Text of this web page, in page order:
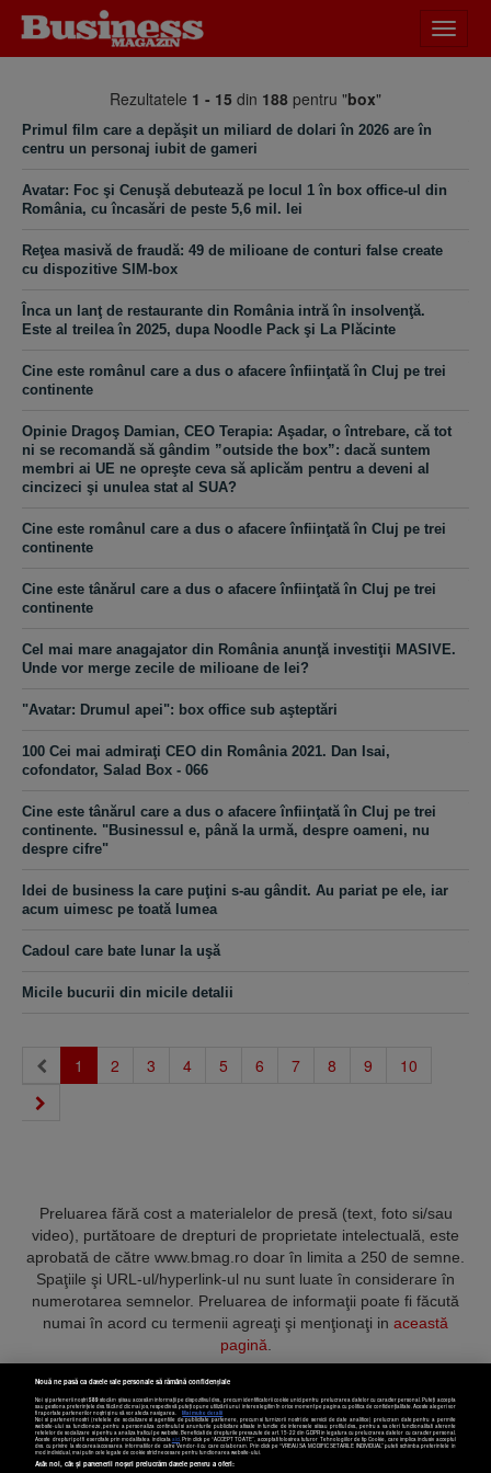
meniu
Rezultatele 1 - 15 din 188 pentru "box"
Primul film care a depăşit un miliard de dolari în 2026 are în
centru un personaj iubit de gameri
Avatar: Foc şi Cenuşă debutează pe locul 1 în box office-ul din
România, cu încasări de peste 5,6 mil. lei
Reţea masivă de fraudă: 49 de milioane de conturi false create
cu dispozitive SIM-box
Înca un lanţ de restaurante din România intră în insolvenţă.
Este al treilea în 2025, dupa Noodle Pack şi La Plăcinte
Cine este românul care a dus o afacere înfiinţată în Cluj pe trei
continente
Opinie Dragoş Damian, CEO Terapia: Aşadar, o întrebare, că tot
ni se recomandă să gândim ”outside the box”: dacă suntem
membri ai UE ne opreşte ceva să aplicăm pentru a deveni al
cincizeci şi unulea stat al SUA?
Cine este românul care a dus o afacere înfiinţată în Cluj pe trei
continente
Cine este tânărul care a dus o afacere înfiinţată în Cluj pe trei
continente
Cel mai mare anagajator din România anunţă investiţii MASIVE.
Unde vor merge zecile de milioane de lei?
"Avatar: Drumul apei": box office sub aşteptări
100 Cei mai admiraţi CEO din România 2021. Dan Isai,
cofondator, Salad Box - 066
Cine este tânărul care a dus o afacere înfiinţată în Cluj pe trei
continente. "Businessul e, până la urmă, despre oameni, nu
despre cifre"
Idei de business la care puţini s-au gândit. Au pariat pe ele, iar
acum uimesc pe toată lumea
Cadoul care bate lunar la uşă
Micile bucurii din micile detalii
1 (current)
2 3 4 5 6 7 8 9 10
Preluarea fără cost a materialelor de presă (text, foto si/sau
video), purtătoare de drepturi de proprietate intelectuală, este
aprobată de către www.bmag.ro doar în limita a 250 de semne.
Spaţiile şi URL-ul/hyperlink-ul nu sunt luate în considerare în
numerotarea semnelor. Preluarea de informaţii poate fi făcută
numai în acord cu termenii agreaţi şi menţionaţi in această
pagină
Termeni și condiții Confidențialitate Cookies Contact
Nouă ne pasă ca datele tale personale să rămână confidențiale
Noi și partenerii noștri589stocăm și/sau accesăm informații pe dispozitivul dvs., precum identificatorii cookie unici pentru prelucrarea datelor cu caracter personal. Puteți accepta
sau gestiona preferințele dvs. făcând clic mai jos, respectiv vă puteți opune utilizării unui interes legitim în orice moment pe pagina cu politica de confidențialitate. Aceste alegeri vor
fi raportate partenerilor noștri și nu vă vor afecta navigarea.
Mai multe detalii
Noi si partenerii nostri (retelele de socializare si agentiile de publicitate partenere, precum si furnizorii nostri de servicii de date analitice) prelucram date pentru a permite
website-ului sa functioneze, pentru a personaliza continutul si anunturile publicitare afisate in functie de interesele si/sau profilul dvs., pentru a va oferi functionalitati aferente
retelelor de socializare si pentru a analiza traficul pe website. Beneficiati de drepturile prevazute de art. 15-22 din GDPR in legatura cu prelucrarea datelor cu caracter personal.
Aceste drepturi pot fi exercitate prin modalitatea indicataaici. Prin click pe “ACCEPT TOATE”, acceptati folosirea tuturor Tehnologiilor de tip Cookie, care implica inclusiv acceptul
dvs. cu privire la stocarea/accesarea informatiilor de catre Vendor-ii cu care colaboram. Prin click pe “VREAU SA MODIFIC SETARILE INDIVIDUAL” puteti schimba preferintele in
mod individual, mai putin cele legate de cookie strict necesare pentru functionarea website-ului.
Atât noi, cât și partenerii noștri prelucrăm datele pentru a oferi: